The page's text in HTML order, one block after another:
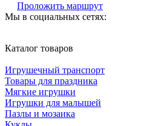
Проложить маршрут
Мы в социальных сетях:
Каталог товаров
Игрушечный транспорт
Товары для праздника
Мягкие игрушки
Игрушки для малышей
Пазлы и мозаика